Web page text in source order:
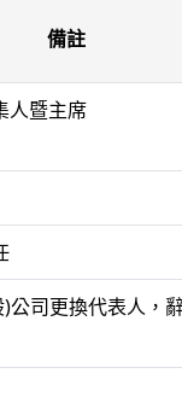
備註
人暨主席
公司更換代表人，